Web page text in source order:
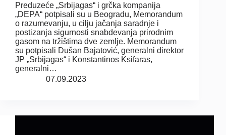
Preduzeće „Srbijagas“ i grčka kompanija
„DEPA“ potpisali su u Beogradu, Memorandum
o razumevanju, u cilju jačanja saradnje i
postizanja sigurnosti snabdevanja prirodnim
gasom na tržištima dve zemlje. Memorandum
su potpisali Dušan Bajatović, generalni direktor
JP „Srbijagas“ i Konstantinos Ksifaras,
generalni…
07.09.2023